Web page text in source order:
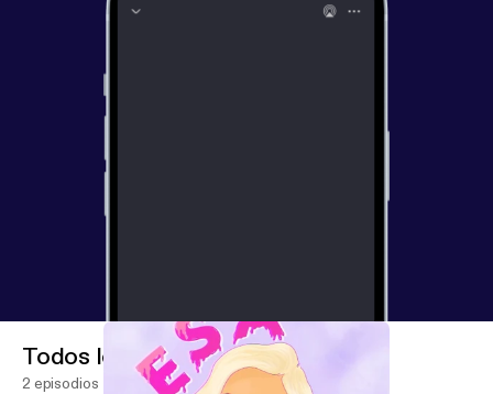
Todos los episodios
2 episodios